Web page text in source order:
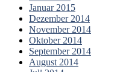
Januar 2015
Dezember 2014
November 2014
Oktober 2014
September 2014
August 2014